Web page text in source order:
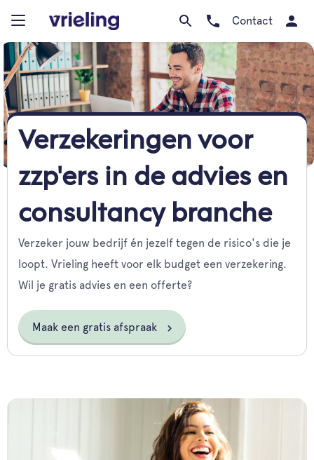
Contact
Verzekeringen voor
zzp'ers in de advies en
consultancy branche
Verzeker jouw bedrijf én jezelf tegen de risico's die je
loopt. Vrieling heeft voor elk budget een verzekering.
Wil je gratis advies en een offerte?
Maak een gratis afspraak